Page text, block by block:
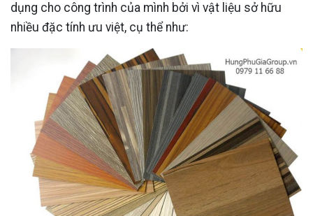
dụng cho công trình của mình bởi vì vật liệu sở hữu
nhiều đặc tính ưu việt, cụ thể như: